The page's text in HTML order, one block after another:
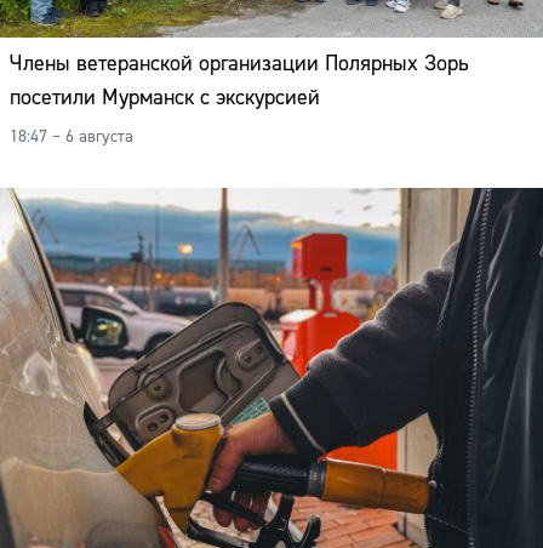
Члены ветеранской организации Полярных Зорь
посетили Мурманск с экскурсией
18:47 – 6 августа